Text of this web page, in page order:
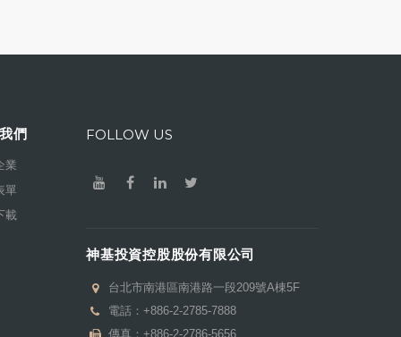
們
業
單
載
FOLLOW US
神基投資控股股份有限公司
台北市南港區南港路一段209號A棟5F
電話： +886-2-2785-7888
傳真：+886-2-2786-5656